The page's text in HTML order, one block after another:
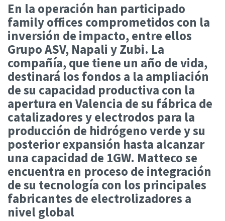
En la operación han participado
family offices comprometidos con la
inversión de impacto, entre ellos
Grupo ASV, Napali y Zubi. La
compañía, que tiene un año de vida,
destinará los fondos a la ampliación
de su capacidad productiva con la
apertura en Valencia de su fábrica de
catalizadores y electrodos para la
producción de hidrógeno verde y su
posterior expansión hasta alcanzar
una capacidad de 1GW. Matteco se
encuentra en proceso de integración
de su tecnología con los principales
fabricantes de electrolizadores a
nivel global